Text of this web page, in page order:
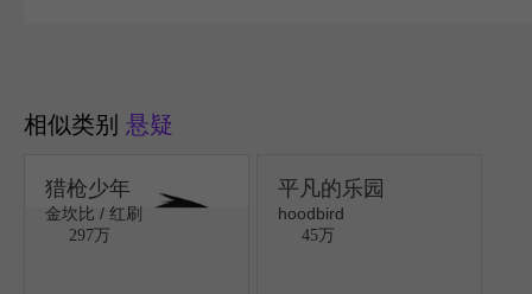
相似类别 悬疑
猎枪少年
金坎比 / 红刷
297万
平凡的乐园
hoodbird
45万